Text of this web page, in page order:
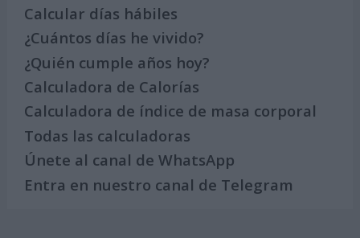
Calcular días hábiles
¿Cuántos días he vivido?
¿Quién cumple años hoy?
Calculadora de Calorías
Calculadora de índice de masa corporal
Todas las calculadoras
Únete al canal de WhatsApp
Entra en nuestro canal de Telegram